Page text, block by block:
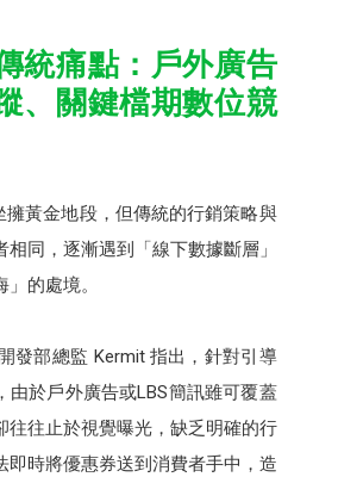
統痛點：戶外廣告
、關鍵檔期數位競
擁黃金地段，但傳統的行銷策略與
同，逐漸遇到「線下數據斷層」
的處境。
發部總監 Kermit 指出，針對引導
由於戶外廣告或LBS簡訊雖可覆蓋
往往止於視覺曝光，缺乏明確的行
即時將優惠券送到消費者手中，造